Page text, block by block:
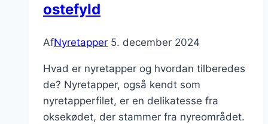
ostefyld
AfNyretapper 5. december 2024
Hvad er nyretapper og hvordan tilberedes
de? Nyretapper, også kendt som
nyretapperfilet, er en delikatesse fra
oksekødet, der stammer fra nyreområdet.